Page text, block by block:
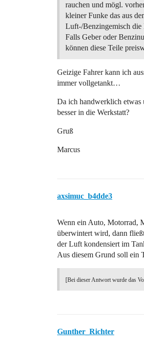
rauchen und mögl.
kleiner Funke das aus
Luft-/Benzingemisch die
Falls Geber oder
können diese Teile
Geizige Fahrer kann ich
immer vollgetankt…
Da ich handwerklich etwas
besser in die Werkstatt?
Gruß
Marcus
axsimuc_b4dde3
Wenn ein Auto, Motorrad,
überwintert wird, dann
der Luft kondensiert im
Aus diesem Grund soll ein
[Bei dieser Antwort wurde das
Gunther_Richter